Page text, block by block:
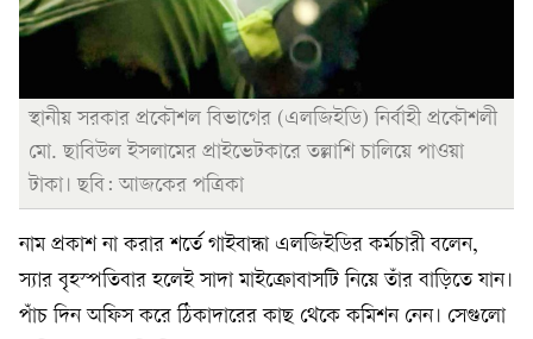
স্থানীয় সরকার প্রকৌশল বিভাগের (এলজিইডি) নির্বাহী প্রকৌশলী
মো. ছাবিউল ইসলামের প্রাইভেটকারে তল্লাশি চালিয়ে পাওয়া
টাকা। ছবি: আজকের পত্রিকা
নাম প্রকাশ না করার শর্তে গাইবান্ধা এলজিইডির কর্মচারী বলেন,
স্যার বৃহস্পতিবার হলেই সাদা মাইক্রোবাসটি নিয়ে তাঁর বাড়িতে যান।
পাঁচ দিন অফিস করে ঠিকাদারের কাছ থেকে কমিশন নেন। সেগুলো